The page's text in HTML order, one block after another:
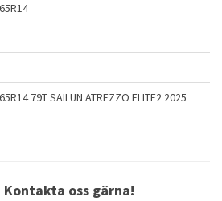
79T SAILUN ATREZZO ELITE2 2025
Kontakta oss gärna!